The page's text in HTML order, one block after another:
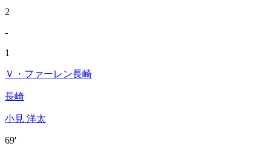
2
-
1
Ｖ・ファーレン長崎
長崎
小見 洋太
69'